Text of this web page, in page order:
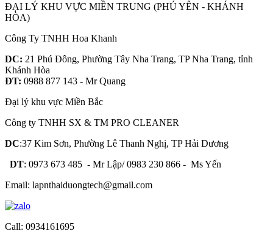
ĐẠI LÝ KHU VỰC MIỀN TRUNG (PHÚ YÊN - KHÁNH
HÒA)
Công Ty TNHH Hoa Khanh
DC: 21 Phú Đông, Phường Tây Nha Trang, TP Nha Trang, tỉnh
Khánh Hòa
ĐT: 0988 877 143 - Mr Quang
Đại lý khu vực Miền Bắc
Công ty TNHH SX & TM PRO CLEANER
DC:37 Kim Sơn, Phường Lê Thanh Nghị, TP Hải Dương
DT: 0973 673 485 - Mr Lập/ 0983 230 866 - Ms Yến
Email: lapnthaiduongtech@gmail.com
Call: 0934161695